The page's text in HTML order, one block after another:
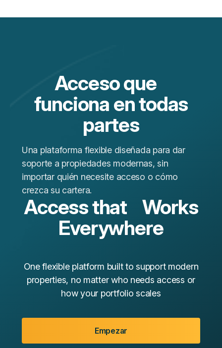
Acceso que
funciona en todas
partes
Una plataforma flexible diseñada para dar
soporte a propiedades modernas, sin
importar quién necesite acceso o cómo
crezca su cartera.
Access that Works
Everywhere
One flexible platform built to support modern
properties, no matter who needs access or
how your portfolio scales
Empezar